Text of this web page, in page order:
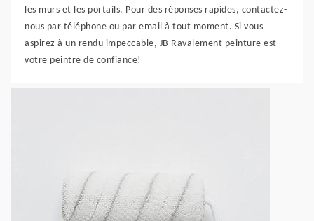
les murs et les portails. Pour des réponses rapides, contactez-
nous par téléphone ou par email à tout moment. Si vous
aspirez à un rendu impeccable, JB Ravalement peinture est
votre peintre de confiance!